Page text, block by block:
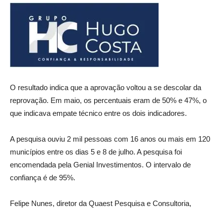
O resultado indica que a aprovação voltou a se descolar da
reprovação. Em maio, os percentuais eram de 50% e 47%, o
que indicava empate técnico entre os dois indicadores.
A pesquisa ouviu 2 mil pessoas com 16 anos ou mais em 120
municípios entre os dias 5 e 8 de julho. A pesquisa foi
encomendada pela Genial Investimentos. O intervalo de
confiança é de 95%.
Felipe Nunes, diretor da Quaest Pesquisa e Consultoria,